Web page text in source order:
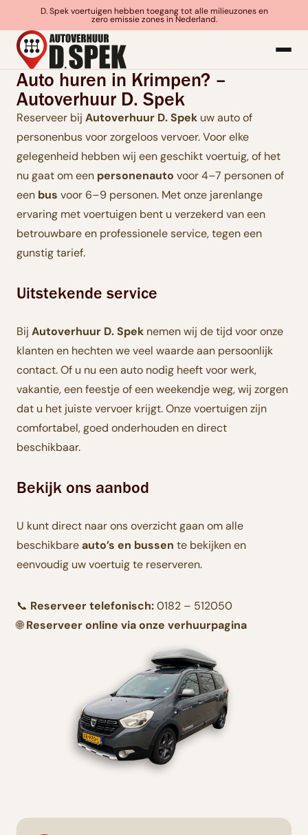
D. Spek voertuigen hebben toegang tot alle milieuzones en
zero emissie zones in Nederland.
Auto huren in Krimpen? –
Autoverhuur D. Spek
Reserveer bij Autoverhuur D. Spek uw auto of
personenbus voor zorgeloos vervoer. Voor elke
gelegenheid hebben wij een geschikt voertuig, of het
nu gaat om een personenauto voor 4–7 personen of
een bus voor 6–9 personen. Met onze jarenlange
ervaring met voertuigen bent u verzekerd van een
betrouwbare en professionele service, tegen een
gunstig tarief.
Uitstekende service
Bij Autoverhuur D. Spek nemen wij de tijd voor onze
klanten en hechten we veel waarde aan persoonlijk
contact. Of u nu een auto nodig heeft voor werk,
vakantie, een feestje of een weekendje weg, wij zorgen
dat u het juiste vervoer krijgt. Onze voertuigen zijn
comfortabel, goed onderhouden en direct
beschikbaar.
Bekijk ons aanbod
U kunt direct naar ons overzicht gaan om alle
beschikbareauto’s en bussen te bekijken en
eenvoudig uw voertuig te reserveren.
📞 Reserveer telefonisch:0182 – 512050
🌐Reserveer online via onze verhuurpagina